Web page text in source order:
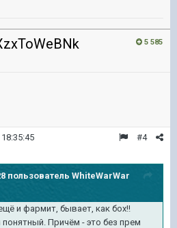
5 585
#4
пользователь WhiteWarWar
и фармит, бывает, как бох!!
Причём - это без прем